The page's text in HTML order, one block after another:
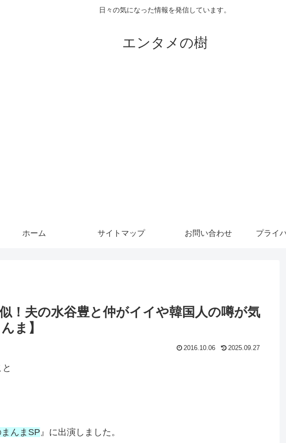
日々の気になった情報を発信しています。
エンタメの樹
ホーム サイトマップ お問い合わせ プライ
！夫の水谷豊と仲がイイや韓国人の噂が気
ま】
2016.10.06 2025.09.27
と
んまSP 』に出演しました。